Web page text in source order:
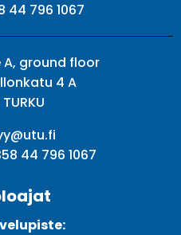
44 796 1067
ground floor
4 A
44 796 1067